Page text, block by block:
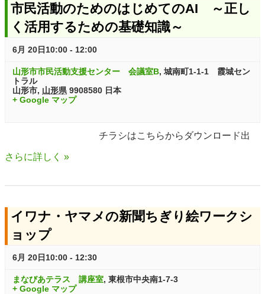
e
w
s
N
a
t
i
o
n
n
市民活動のためのはじめてのAI ～正し
く活用するための基礎知識～
6月 20日10:00 - 12:00
山形市市民活動支援センター 会議室B, 城南町1-1-1 霞城セン
トラル
山形市, 山形県 9908580 日本
+ Google マップ
チラシはこちらからダウンロード出
さらに詳しく »
イワナ・ヤマメの新聞ちぎり絵ワークシ
ョップ
6月 20日10:00 - 12:30
まなびあテラス 講座室, 東根市中央南1-7-3
+ Google マップ